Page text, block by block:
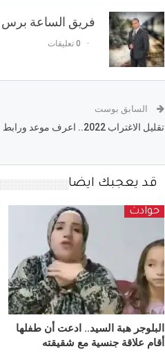
فريق الساعة برس
0 تعليقات
السابق بوست
تقليل الاغتراب 2022.. اعرف موعد ورابط التسجيل
قد يعجبك ايضا
حوادث
البلوجر هبة السيد.. ادعت أن طفلها
أقام علاقة جنسية مع شقيقته